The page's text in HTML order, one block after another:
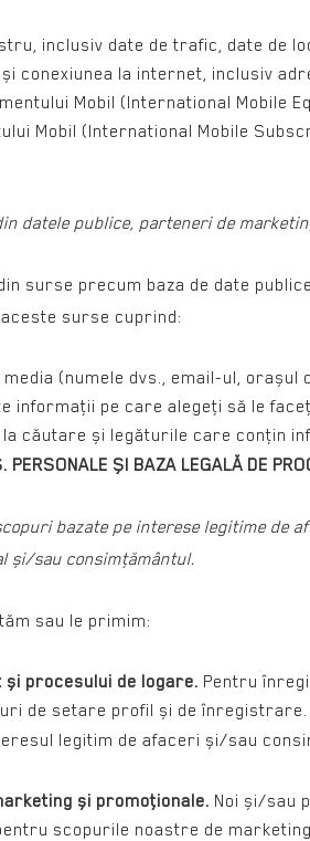
inclusiv date de trafic, date
conexiunea la internet, inclusiv
Mobil (International Mobile
Mobil (International Mobile
datele publice, parteneri de
surse precum baza de date
surse cuprind:
(numele dvs., email-ul,
informaţii pe care alegeţi să le
căutare și legăturile care conţin
ȘI BAZA LEGALĂ DE
bazate pe interese legitime de
și/sau consimţământul.
sau le primim:
procesului de logare. Pentru
de setare profil și de înregistrare.
legitim de afaceri și/sau
și promoţionale. Noi și/sau
scopurile noastre de